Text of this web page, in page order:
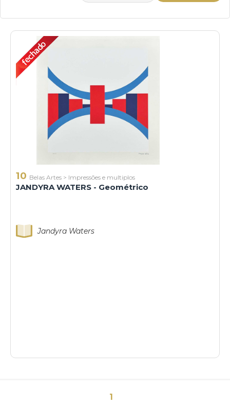
10 Belas Artes > Impressões e multiplos
JANDYRA WATERS - Geométrico
Jandyra Waters
1